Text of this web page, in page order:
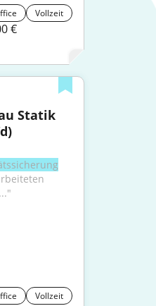
Vollzeit
€
Bautechnik Freileitungsbau Statik
Vollzeit